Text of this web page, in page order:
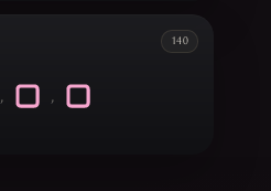
140
, ,